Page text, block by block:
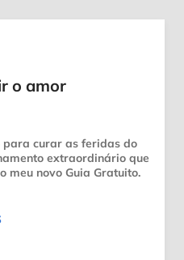
o amor
para curar as feridas do
extraordinário que
meu novo Guia Gratuito.